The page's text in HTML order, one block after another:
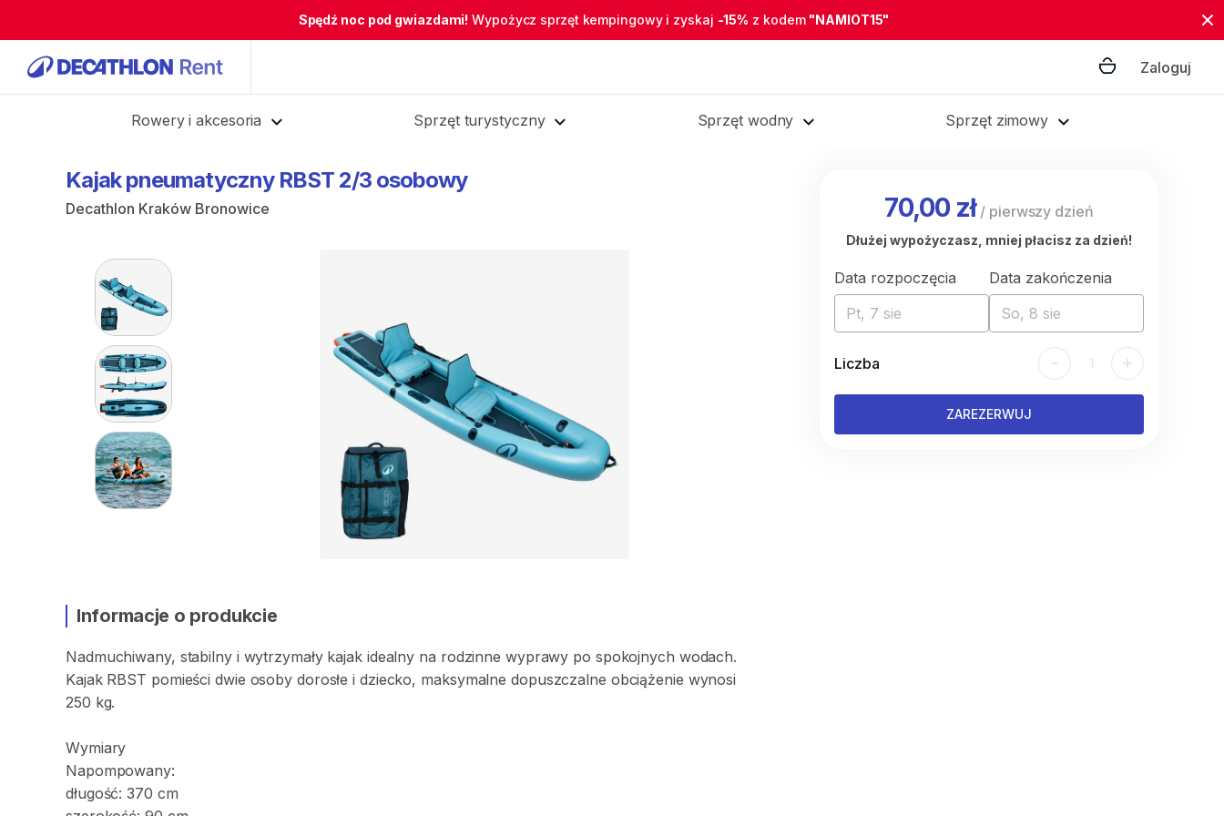
Spędź noc pod gwiazdami! Wypożycz sprzęt kempingowy i zyskaj -15% z kodem "NAMIOT15"
Zaloguj
Rowery i akcesoria Sprzęt turystyczny Sprzęt wodny Sprzęt zimowy
Kajak pneumatyczny RBST 2​/​3 osobowy
Decathlon Kraków Bronowice
Informacje o produkcie
Nadmuchiwany​,​ stabilny i wytrzymały kajak idealny na rodzinne wyprawy po spokojnych wodach.
Kajak RBST pomieści dwie osoby dorosłe i dziecko​,​ maksymalne dopuszczalne obciążenie wynosi
250 kg.
Wymiary
Napompowany:
długość: 370 cm
70,00 zł/ pierwszy dzień
Dłużej wypożyczasz, mniej płacisz za dzień!
Data rozpoczęcia
Pt, 7 sie
Data zakończenia
So, 8 sie
Liczba - 1 +
ZAREZERWUJ